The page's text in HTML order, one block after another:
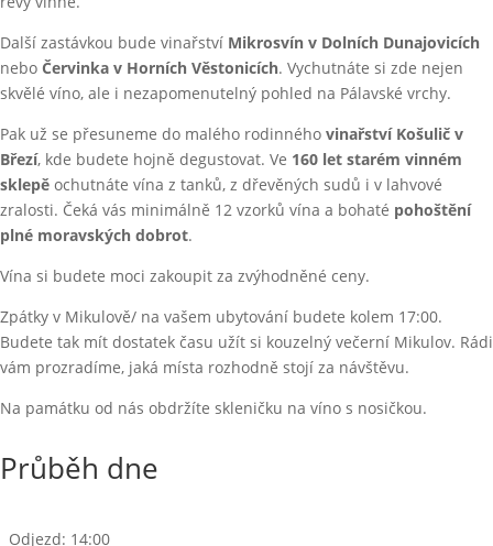
Další zastávkou bude vinařství Mikrosvín v Dolních Dunajovicích
nebo Červinka v Horních Věstonicích. Vychutnáte si zde nejen
skvělé víno, ale i nezapomenutelný pohled na Pálavské vrchy.
Pak už se přesuneme do malého rodinného vinařství Košulič v
Březí, kde budete hojně degustovat. Ve 160 let starém vinném
sklepě ochutnáte vína z tanků, z dřevěných sudů i v lahvové
zralosti. Čeká vás minimálně 12 vzorků vína a bohaté pohoštění
plné moravských dobrot.
Vína si budete moci zakoupit za zvýhodněné ceny.
Zpátky v Mikulově/ na vašem ubytování budete kolem 17:00.
Budete tak mít dostatek času užít si kouzelný večerní Mikulov. Rádi
vám prozradíme, jaká místa rozhodně stojí za návštěvu.
Na památku od nás obdržíte skleničku na víno s nosičkou.
Průběh dne
Odjezd: 14:00